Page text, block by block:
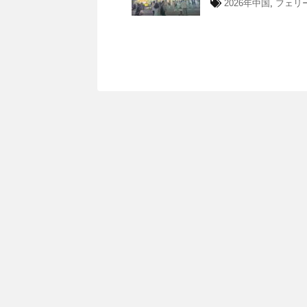
2026年中国 , フェリ